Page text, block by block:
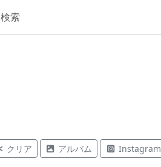
検索
クリア アルバム Instagram